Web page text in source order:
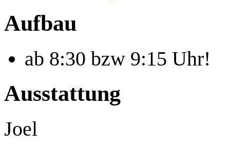
Aufbau
ab 8:30 bzw 9:15 Uhr!
Ausstattung
Joel